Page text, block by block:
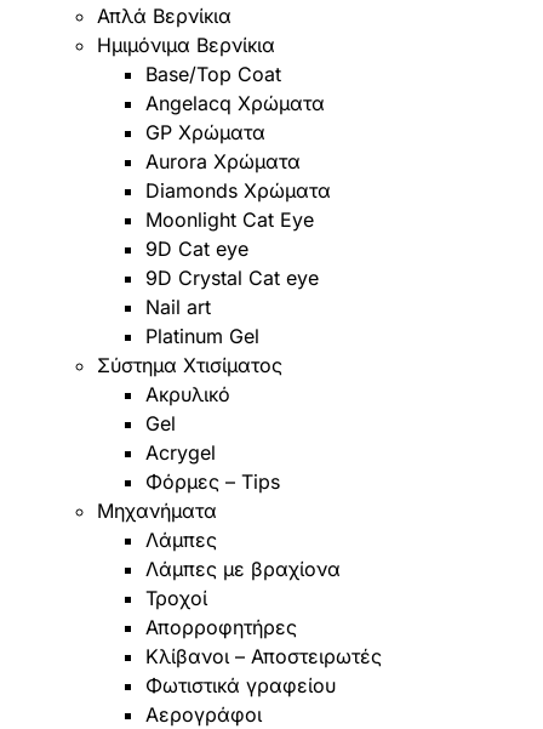
Απλά Βερνίκια
Ημιμόνιμα Βερνίκια
Base/Top Coat
Angelacq Χρώματα
GP Χρώματα
Aurora Χρώματα
Diamonds Χρώματα
Moonlight Cat Eye
9D Cat eye
9D Crystal Cat eye
Nail art
Platinum Gel
Σύστημα Χτισίματος
Ακρυλικό
Gel
Acrygel
Φόρμες – Tips
Mηχανήματα
Λάμπες
Λάμπες με βραχίονα
Τροχοί
Απορροφητήρες
Κλίβανοι – Αποστειρωτές
Φωτιστικά γραφείου
Αερογράφοι